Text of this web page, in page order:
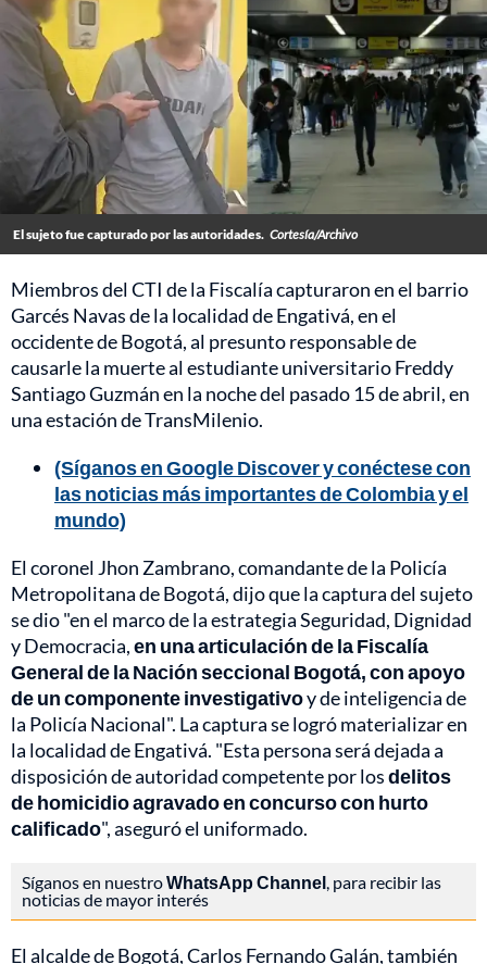
El sujeto fue capturado por las autoridades. Cortesía/Archivo
Miembros del CTI de la Fiscalía capturaron en el barrio
Garcés Navas de la localidad de Engativá, en el
occidente de Bogotá, al presunto responsable de
causarle la muerte al estudiante universitario Freddy
Santiago Guzmán en la noche del pasado 15 de abril, en
una estación de TransMilenio.
(Síganos en Google Discover y conéctese con
las noticias más importantes de Colombia y el
mundo)
El coronel Jhon Zambrano, comandante de la Policía
Metropolitana de Bogotá, dijo que la captura del sujeto
se dio "en el marco de la estrategia Seguridad, Dignidad
y Democracia,en una articulación de la Fiscalía
General de la Nación seccional Bogotá, con apoyo
de un componente investigativoy de inteligencia de
la Policía Nacional". La captura se logró materializar en
la localidad de Engativá. "Esta persona será dejada a
disposición de autoridad competente por losdelitos
de homicidio agravado en concurso con hurto
calificado", aseguró el uniformado.
Síganos en nuestroWhatsApp Channel, para recibir las
noticias de mayor interés
El alcalde de Bogotá, Carlos Fernando Galán, también